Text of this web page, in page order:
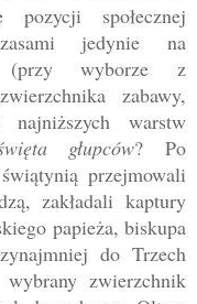
społecznej
jedynie na
(przy wyborze z
zabawy,
warstw
głupców? Po
przejmowali
zakładali kaptury
papieża, biskupa
do Trzech
zwierzchnik